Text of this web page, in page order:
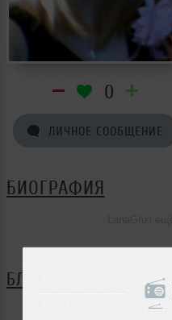
0
ЛИЧНОЕ СООБЩЕНИЕ
БИОГРАФИЯ
БЛОГ